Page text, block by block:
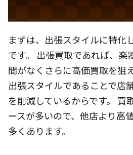
まずは、出張スタイルに特化
です。 出張買取であれば、楽
間がなくさらに高価買取を狙
出張スタイルであることで店
を削減しているからです。 買
ースが多いので、他店より高
多くあります。